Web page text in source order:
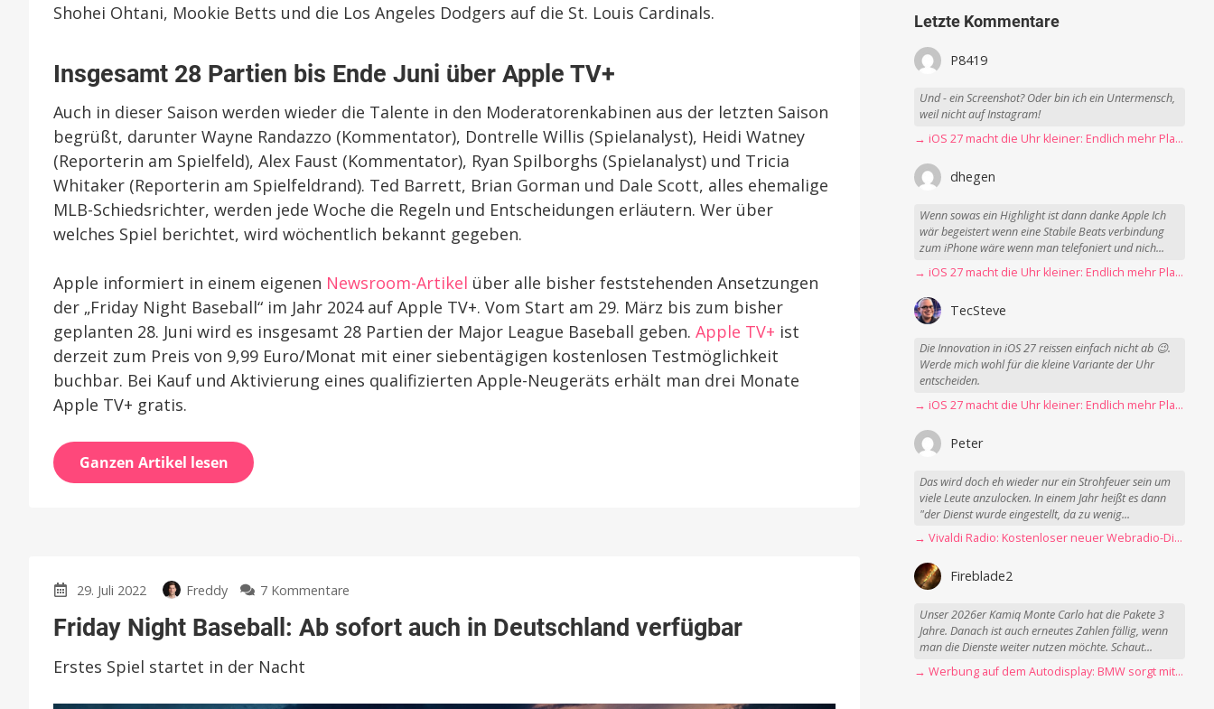
Shohei Ohtani, Mookie Betts und die Los Angeles Dodgers auf die St. Louis Cardinals.
Insgesamt 28 Partien bis Ende Juni über Apple TV+
Auch in dieser Saison werden wieder die Talente in den Moderatorenkabinen aus der letzten Saison
begrüßt, darunter Wayne Randazzo (Kommentator), Dontrelle Willis (Spielanalyst), Heidi Watney
(Reporterin am Spielfeld), Alex Faust (Kommentator), Ryan Spilborghs (Spielanalyst) und Tricia
Whitaker (Reporterin am Spielfeldrand). Ted Barrett, Brian Gorman und Dale Scott, alles ehemalige
MLB-Schiedsrichter, werden jede Woche die Regeln und Entscheidungen erläutern. Wer über
welches Spiel berichtet, wird wöchentlich bekannt gegeben.
Apple informiert in einem eigenen Newsroom-Artikel über alle bisher feststehenden Ansetzungen
der „Friday Night Baseball“ im Jahr 2024 auf Apple TV+. Vom Start am 29. März bis zum bisher
geplanten 28. Juni wird es insgesamt 28 Partien der Major League Baseball geben. Apple TV+ ist
derzeit zum Preis von 9,99 Euro/Monat mit einer siebentägigen kostenlosen Testmöglichkeit
buchbar. Bei Kauf und Aktivierung eines qualifizierten Apple-Neugeräts erhält man drei Monate
Apple TV+ gratis.
Ganzen Artikel lesen
29. Juli 2022 Freddy 7 Kommentare
Night
auch
Friday Night Baseball: Ab sofort auch in Deutschland verfügbar
Erstes Spiel startet in der Nacht
Letzte Kommentare
P8419
Und - ein Screenshot? Oder bin ich ein Untermensch,
weil nicht auf Instagram!
→ iOS 27 macht die Uhr kleiner: Endlich mehr Platz fürs Hintergrundbild
dhegen
Wenn sowas ein Highlight ist dann danke Apple Ich
wär begeistert wenn eine Stabile Beats verbindung
zum iPhone wäre wenn man telefoniert und nich...
→ iOS 27 macht die Uhr kleiner: Endlich mehr Platz fürs Hintergrundbild
TecSteve
Die Innovation in iOS 27 reissen einfach nicht ab 😉.
Werde mich wohl für die kleine Variante der Uhr
entscheiden.
→ iOS 27 macht die Uhr kleiner: Endlich mehr Platz fürs Hintergrundbild
Peter
Das wird doch eh wieder nur ein Strohfeuer sein um
viele Leute anzulocken. In einem Jahr heißt es dann
"der Dienst wurde eingestellt, da zu wenig...
→ Vivaldi Radio: Kostenloser neuer Webradio-Dienst mit Fokus auf Datenschutz
Fireblade2
Unser 2026er Kamiq Monte Carlo hat die Pakete 3
Jahre. Danach ist auch erneutes Zahlen fällig, wenn
man die Dienste weiter nutzen möchte. Schaut...
→ Werbung auf dem Autodisplay: BMW sorgt mit Spider-Man-Werbung für scharfe Kritik